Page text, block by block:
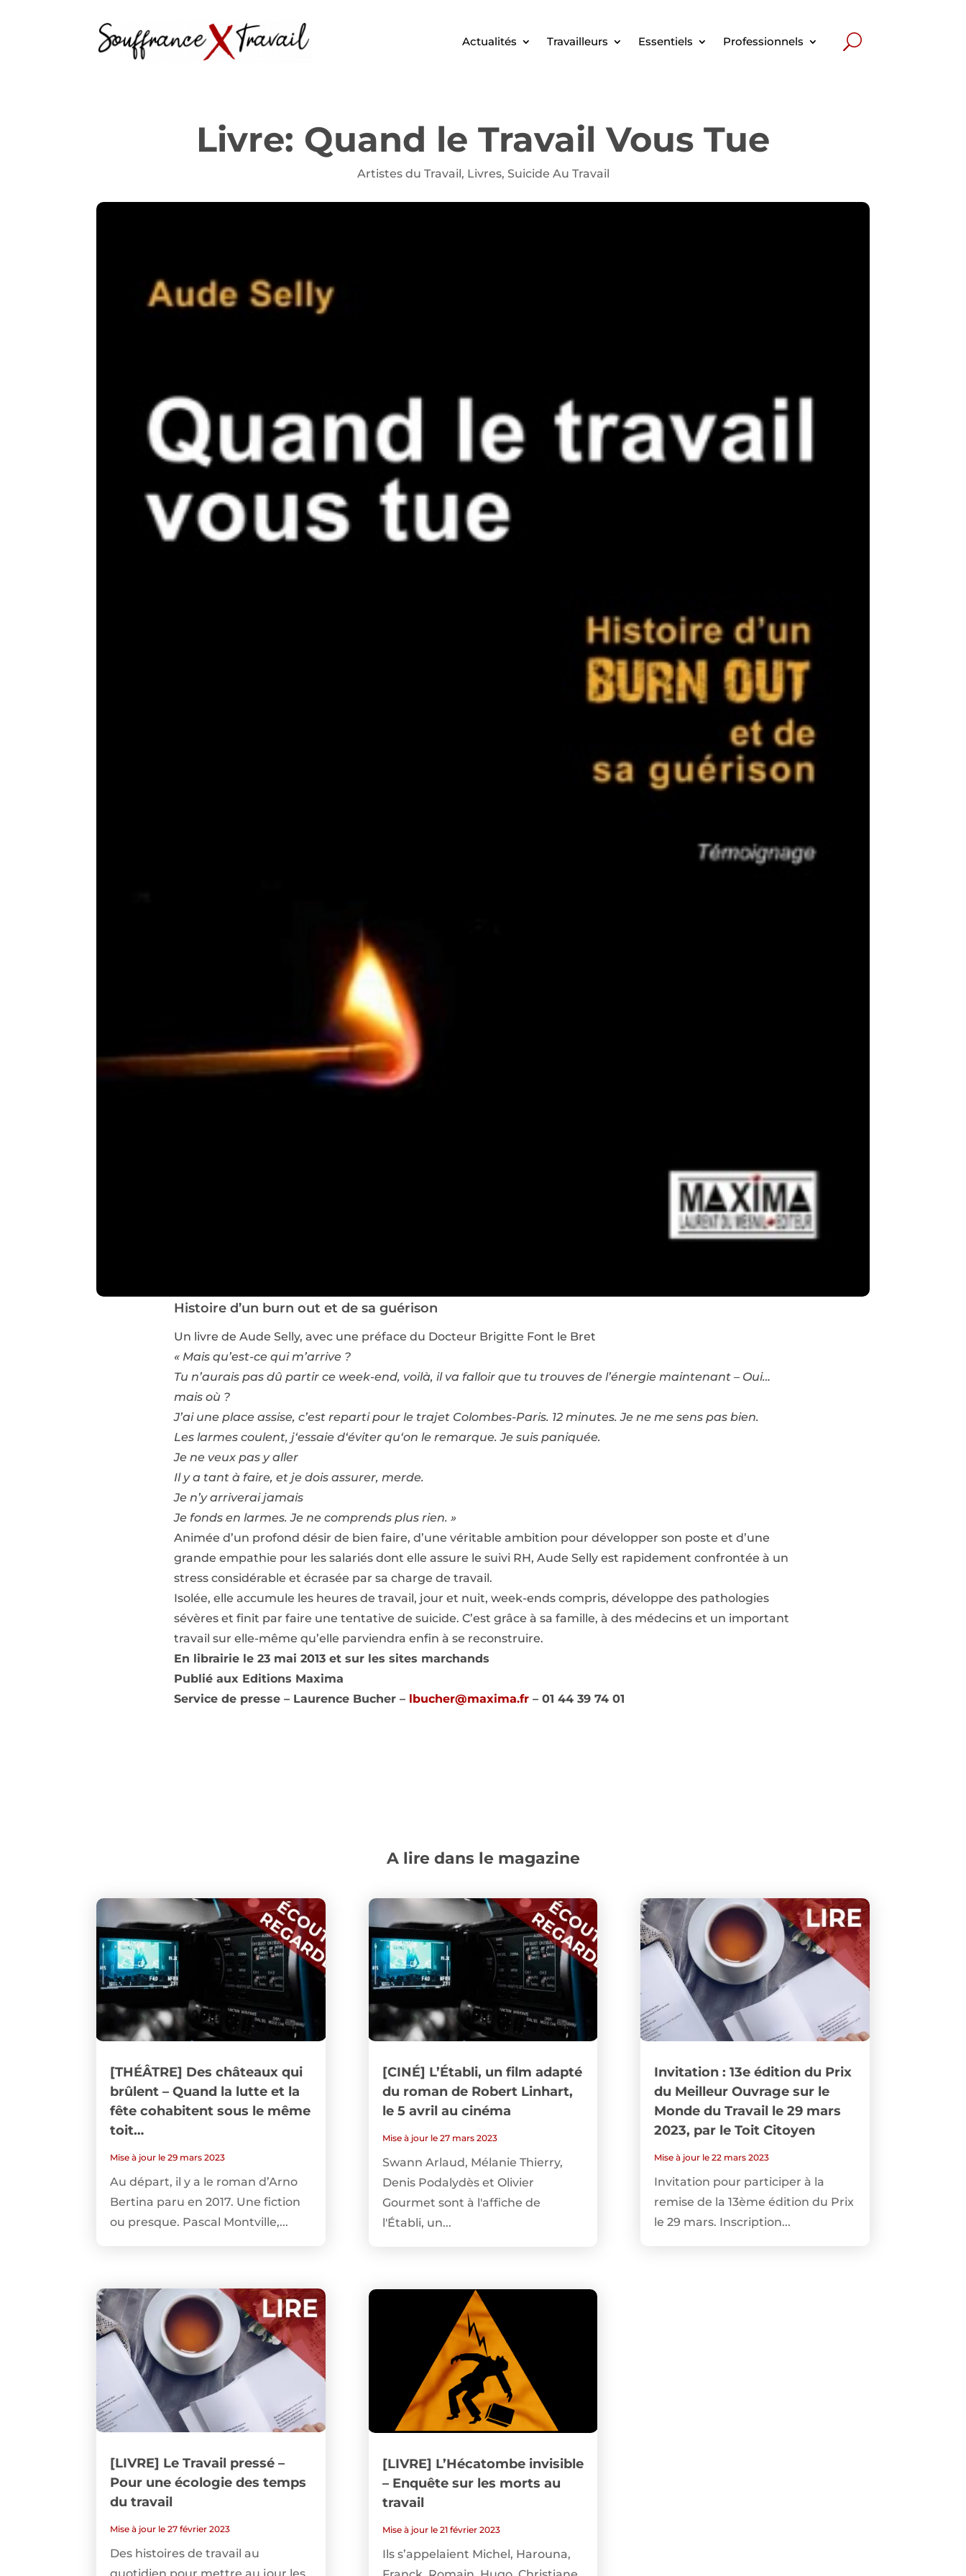
Actualités Travailleurs Essentiels Professionnels
Livre: Quand le Travail Vous Tue
Artistes du Travail, Livres, Suicide Au Travail
Histoire d’un burn out et de sa guérison
Un livre de Aude Selly, avec une préface du Docteur Brigitte Font le Bret
« Mais qu’est-ce qui m’arrive ?
Tu n’aurais pas dû partir ce week-end, voilà, il va falloir que tu trouves de l’énergie maintenant – Oui…
mais où ?
J’ai une place assise, c’est reparti pour le trajet Colombes-Paris. 12 minutes. Je ne me sens pas bien.
Les larmes coulent, j‘essaie d‘éviter qu‘on le remarque. Je suis paniquée.
Je ne veux pas y aller
Il y a tant à faire, et je dois assurer, merde.
Je n’y arriverai jamais
Je fonds en larmes. Je ne comprends plus rien. »
Animée d’un profond désir de bien faire, d’une véritable ambition pour développer son poste et d’une
grande empathie pour les salariés dont elle assure le suivi RH, Aude Selly est rapidement confrontée à un
stress considérable et écrasée par sa charge de travail.
Isolée, elle accumule les heures de travail, jour et nuit, week-ends compris, développe des pathologies
sévères et finit par faire une tentative de suicide. C’est grâce à sa famille, à des médecins et un important
travail sur elle-même qu’elle parviendra enfin à se reconstruire.
En librairie le 23 mai 2013 et sur les sites marchands
Publié aux Editions Maxima
Service de presse – Laurence Bucher – lbucher@maxima.fr– 01 44 39 74 01
A lire dans le magazine
[THÉÂTRE] Des châteaux qui
brûlent – Quand la lutte et la
fête cohabitent sous le même
toit…
Mise à jour le 29 mars 2023
Au départ, il y a le roman d’Arno
Bertina paru en 2017. Une fiction
ou presque. Pascal Montville,...
[LIVRE] Le Travail pressé –
Pour une écologie des temps
du travail
Mise à jour le 27 février 2023
Des histoires de travail au
[CINÉ] L’Établi, un film adapté
du roman de Robert Linhart,
le 5 avril au cinéma
Mise à jour le 27 mars 2023
Swann Arlaud, Mélanie Thierry,
Denis Podalydès et Olivier
Gourmet sont à l'affiche de
l'Établi, un...
[LIVRE] L’Hécatombe invisible
– Enquête sur les morts au
travail
Mise à jour le 21 février 2023
Ils s’appelaient Michel, Harouna,
Invitation : 13e édition du Prix
du Meilleur Ouvrage sur le
Monde du Travail le 29 mars
2023, par le Toit Citoyen
Mise à jour le 22 mars 2023
Invitation pour participer à la
remise de la 13ème édition du Prix
le 29 mars. Inscription...